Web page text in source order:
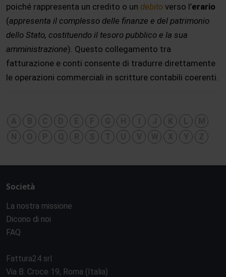
poiché rappresenta un credito o un debito verso l’erario
(appresenta il complesso delle finanze e del patrimonio
dello Stato, costituendo il tesoro pubblico e la sua
amministrazione). Questo collegamento tra
fatturazione e conti consente di tradurre direttamente
le operazioni commerciali in scritture contabili coerenti.
Società
La nostra missione
Dicono di noi
FAQ
Fattura24 srl
Via B. Croce 19, Roma (Italia)